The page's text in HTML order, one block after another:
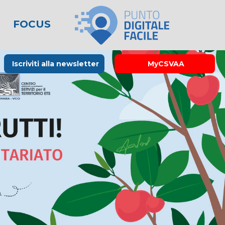
FOCUS
Rubrica La Stampa
Links utili
Iscriviti alla newsletter MyCSVAA